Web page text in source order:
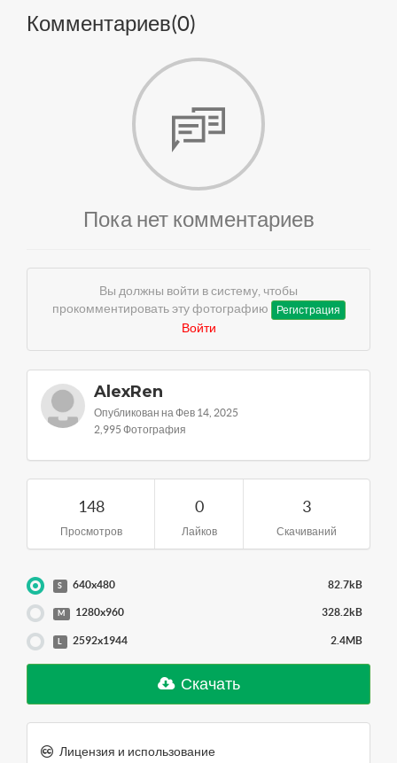
Комментариев(0)
Пока нет комментариев
Вы должны войти в систему, чтобы
прокомментировать эту фотографию
Регистрация
Войти
AlexRen
Опубликован на Фев 14, 2025
2,995 Фотография
148
Просмотров
0
Лайков
3
Скачиваний
S 640x480 82.7kB
M 1280x960 328.2kB
2592x1944 2.4MB
Скачать
Лицензия и использование